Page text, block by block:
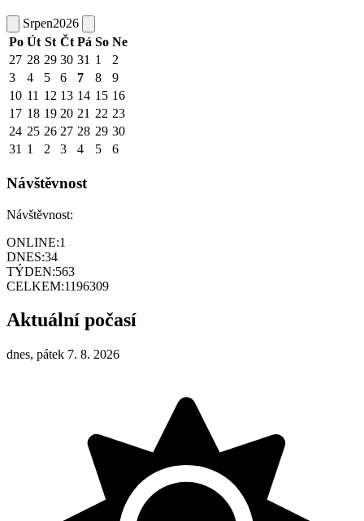
Srpen2026
Po Út St Čt Pá So Ne
27 28 29 30 31 1
2
3
4 5 6 7 8
9
10 11 12 13 14 15 16
17 18 19 20 21 22 23
24 25 26 27 28 29 30
31 1 2 3 4 5 6
Návštěvnost
Návštěvnost:
ONLINE:1
DNES:34
TÝDEN:563
CELKEM:1196309
Aktuální počasí
dnes, pátek 7. 8. 2026